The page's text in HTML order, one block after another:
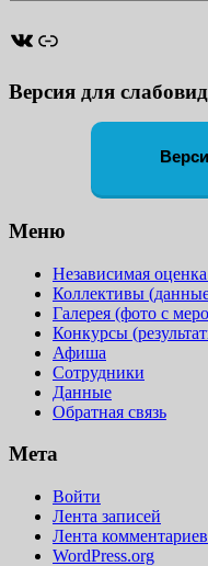
ВКонтакте
Ссылка
Версия для
Меню
Независимая оценка
Коллективы
Галерея (фото с
Конкурсы
Афиша
Сотрудники
Данные
Обратная связь
Мета
Войти
Лента записей
Лента комментариев
WordPress.org